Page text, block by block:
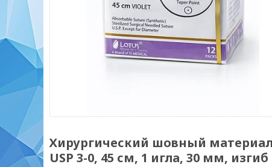
Хирургический шовный
USP 3-0, 45 см, 1 игла, 30 мм, изгиб